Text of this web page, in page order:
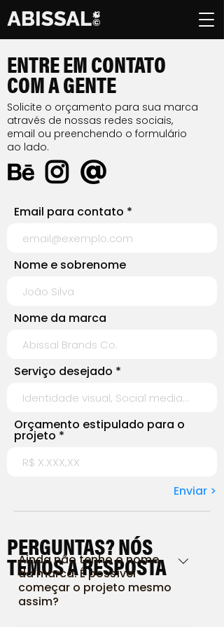
ENTRE EM CONTATO
COM A GENTE
Solicite o orçamento para sua marca
através de nossas redes sociais,
email ou preenchendo o formulário
ao lado.
Email para contato
Nome e sobrenome
Nome da marca
Serviço desejado
Orçamento estipulado para o
projeto
Enviar >
PERGUNTAS? NÓS
TEMOS A RESPOSTA
Ainda não tenho o nome
da marca. É possível
começar o projeto mesmo
assim?